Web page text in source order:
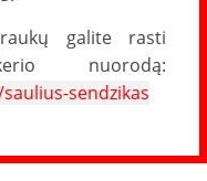
galite rasti
nuorodą:
sendzikas